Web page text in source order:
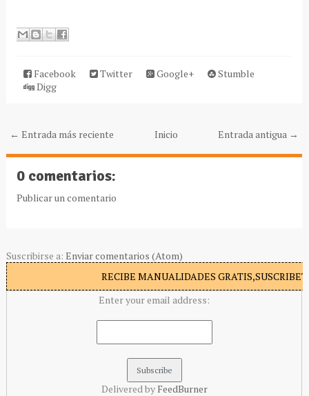
Facebook Twitter Google+
Stumble
Digg
← Entrada más reciente Entrada antigua →
Inicio
0 comentarios:
Publicar un comentario
Suscribirse a: Enviar comentarios (Atom)
RECIBE MANUALIDADES
Enter your email address:
Delivered by FeedBurner